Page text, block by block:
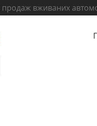
вживаних